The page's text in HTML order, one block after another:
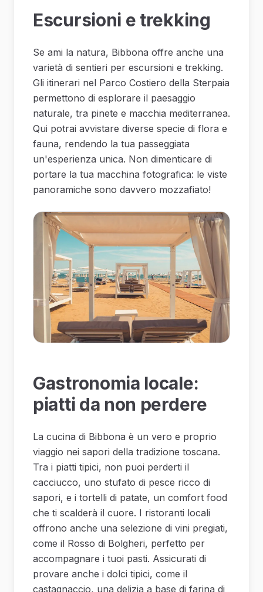
Escursioni e trekking
Se ami la natura, Bibbona offre anche una
varietà di sentieri per escursioni e trekking.
Gli itinerari nel Parco Costiero della Sterpaia
permettono di esplorare il paesaggio
naturale, tra pinete e macchia mediterranea.
Qui potrai avvistare diverse specie di flora e
fauna, rendendo la tua passeggiata
un'esperienza unica. Non dimenticare di
portare la tua macchina fotografica: le viste
panoramiche sono davvero mozzafiato!
Gastronomia locale:
piatti da non perdere
La cucina di Bibbona è un vero e proprio
viaggio nei sapori della tradizione toscana.
Tra i piatti tipici, non puoi perderti il
cacciucco, uno stufato di pesce ricco di
sapori, e i tortelli di patate, un comfort food
che ti scalderà il cuore. I ristoranti locali
offrono anche una selezione di vini pregiati,
come il Rosso di Bolgheri, perfetto per
accompagnare i tuoi pasti. Assicurati di
provare anche i dolci tipici, come il
castagnaccio, una delizia a base di farina di